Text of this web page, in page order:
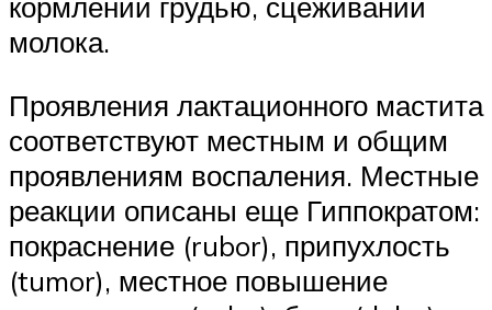
молока.
Проявления лактационного мастита
соответствуют местным и общим
проявлениям воспаления. Местные
реакции описаны еще Гиппократом:
покраснение (rubor), припухлость
(tumor), местное повышение